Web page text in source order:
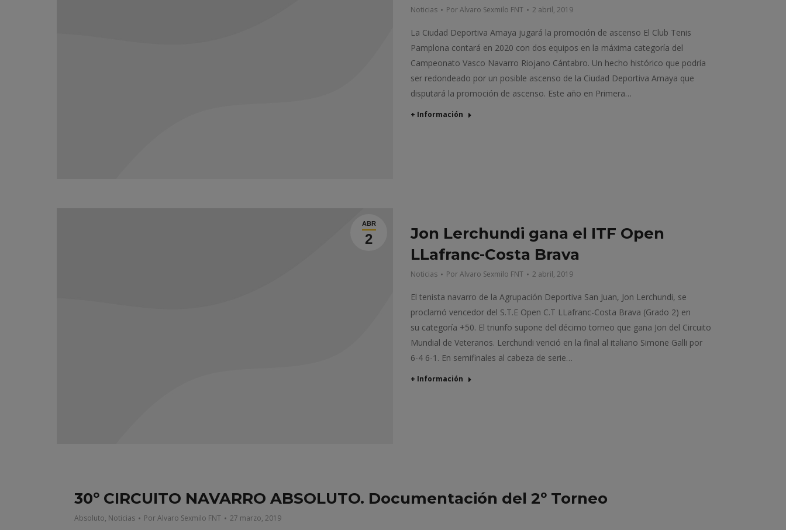
Noticias PorAlvaro Sexmilo FNT 2 abril, 2019
La Ciudad Deportiva Amaya jugará la promoción de ascenso El Club Tenis
Pamplona contará en 2020 con dos equipos en la máxima categoría del
Campeonato Vasco Navarro Riojano Cántabro. Un hecho histórico que podría
ser redondeado por un posible ascenso de la Ciudad Deportiva Amaya que
disputará la promoción de ascenso. Este año en Primera…
+ Información
ABR
2
Jon Lerchundi gana el ITF Open
LLafranc-Costa Brava
Noticias PorAlvaro Sexmilo FNT 2 abril, 2019
El tenista navarro de la Agrupación Deportiva San Juan, Jon Lerchundi, se
proclamó vencedor del S.T.E Open C.T LLafranc-Costa Brava (Grado 2) en
su categoría +50. El triunfo supone del décimo torneo que gana Jon del Circuito
Mundial de Veteranos. Lerchundi venció en la final al italiano Simone Galli por
6-4 6-1. En semifinales al cabeza de serie…
+ Información
30º CIRCUITO NAVARRO ABSOLUTO. Documentación del 2º Torneo
Absoluto, Noticias PorAlvaro Sexmilo FNT 27 marzo, 2019